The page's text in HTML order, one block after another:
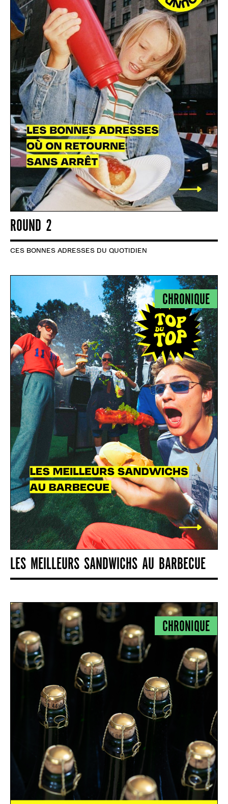
ROUND 2
CES BONNES ADRESSES DU QUOTIDIEN
LES MEILLEURS SANDWICHS AU BARBECUE
CHRONIQUE
CHRONIQUE